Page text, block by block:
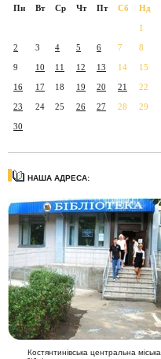
Пн
Вт Ср Чт Пт Сб Нд
1
2 3 4 5 6 7 8
9 10 11 12 13 14 15
16 17 18 19 20 21 22
23 24 25 26 27 28 29
30
НАША АДРЕСА:
Костянтинівська центральна міська